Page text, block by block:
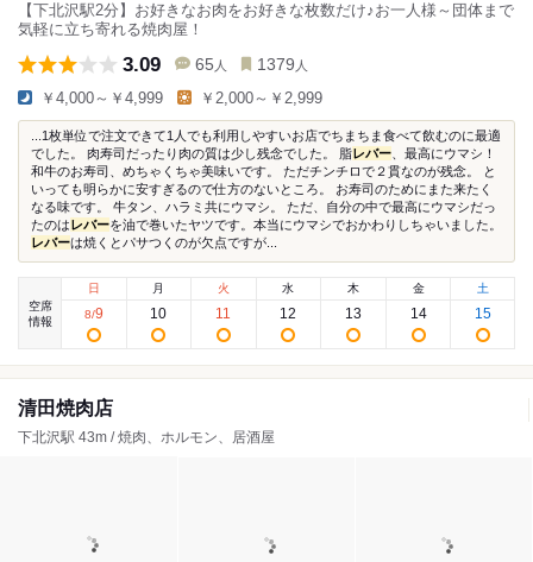
【下北沢駅2分】お好きなお肉をお好きな枚数だけ♪お一人様～団体まで
気軽に立ち寄れる焼肉屋！
3.09 65 人 1379 人
￥4,000～￥4,999 ￥2,000～￥2,999
...1枚単位で注文できて1人でも利用しやすいお店でちまちま食べて飲むのに最適
でした。 肉寿司だったり肉の質は少し残念でした。 脂 レバー 、最高にウマシ！
和牛のお寿司、めちゃくちゃ美味いです。 ただチンチロで２貫なのが残念。 と
いっても明らかに安すぎるので仕方のないところ。 お寿司のためにまた来たく
なる味です。 牛タン、ハラミ共にウマシ。 ただ、自分の中で最高にウマシだっ
たのは レバーを油で巻いたヤツです。本当にウマシでおかわりしちゃいました。
レバーは焼くとパサつくのが欠点ですが...
空席
情報
日
8/9
月
10
火
11
水
12
木
13
金
14
土
15
清田焼肉店
下北沢駅 43m / 焼肉、ホルモン、居酒屋